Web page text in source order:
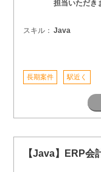
担当いただき
スキル： Java
長期案件 駅近く
【Java】ERP会